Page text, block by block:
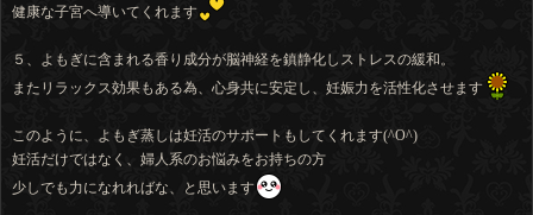
健康な子宮へ導いてくれます
５、よもぎに含まれる香り成分が脳神経を鎮静化しストレスの緩和。
またリラックス効果もある為、心身共に安定し、妊娠力を活性化させます
このように、よもぎ蒸しは妊活のサポートもしてくれます(^O^)
妊活だけではなく、婦人系のお悩みをお持ちの方
少しでも力になれればな、と思います